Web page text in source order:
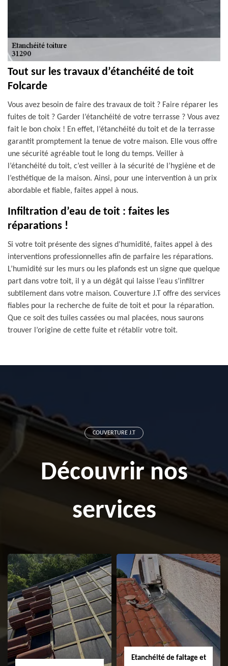
Tout sur les travaux d’étanchéité de toit
Folcarde
Vous avez besoin de faire des travaux de toit ? Faire réparer les
fuites de toit ? Garder l’étanchéité de votre terrasse ? Vous avez
fait le bon choix ! En effet, l’étanchéité du toit et de la terrasse
garantit promptement la tenue de votre maison. Elle vous offre
une sécurité agréable tout le long du temps. Veiller à
l’étanchéité du toit, c’est veiller à la sécurité de l’hygiène et de
l’esthétique de la maison. Ainsi, pour une intervention à un prix
abordable et fiable, faites appel à nous.
Infiltration d’eau de toit : faites les
réparations !
Si votre toit présente des signes d’humidité, faites appel à des
interventions professionnelles afin de parfaire les réparations.
L’humidité sur les murs ou les plafonds est un signe que quelque
part dans votre toit, il y a un dégât qui laisse l’eau s’infiltrer
subtilement dans votre maison. Couverture J.T offre des services
fiables pour la recherche de fuite de toit et pour la réparation.
Que ce soit des tuiles cassées ou mal placées, nous saurons
trouver l’origine de cette fuite et rétablir votre toit.
COUVERTURE J.T
Découvrir nos
services
Etanchéité de faitage et